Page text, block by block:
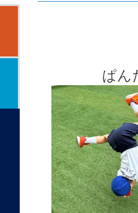
ぱん